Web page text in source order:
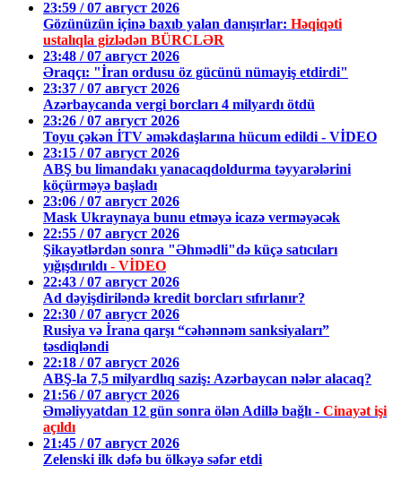
23:59 / 07 август 2026
Gözünüzün içinə baxıb yalan danışırlar: Həqiqəti
ustalıqla gizlədən BÜRCLƏR
23:48 / 07 август 2026
Əraqçı: "İran ordusu öz gücünü nümayiş etdirdi"
23:37 / 07 август 2026
Azərbaycanda vergi borcları 4 milyardı ötdü
23:26 / 07 август 2026
Toyu çəkən İTV əməkdaşlarına hücum edildi - VİDEO
23:15 / 07 август 2026
ABŞ bu limandakı yanacaqdoldurma təyyarələrini
köçürməyə başladı
23:06 / 07 август 2026
Mask Ukraynaya bunu etməyə icazə verməyəcək
22:55 / 07 август 2026
Şikayətlərdən sonra "Əhmədli"də küçə satıcıları
yığışdırıldı - VİDEO
22:43 / 07 август 2026
Ad dəyişdiriləndə kredit borcları sıfırlanır?
22:30 / 07 август 2026
Rusiya və İrana qarşı “cəhənnəm sanksiyaları”
təsdiqləndi
22:18 / 07 август 2026
ABŞ-la 7,5 milyardlıq saziş: Azərbaycan nələr alacaq?
21:56 / 07 август 2026
Əməliyyatdan 12 gün sonra ölən Adillə bağlı - Cinayət işi
açıldı
21:45 / 07 август 2026
Zelenski ilk dəfə bu ölkəyə səfər etdi